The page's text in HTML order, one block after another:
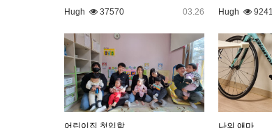
Hugh
37570 03.26
Hugh
9241